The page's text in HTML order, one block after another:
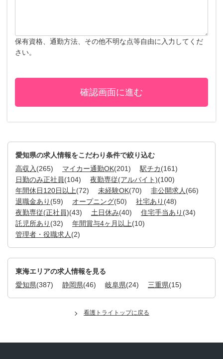
保有資格、通勤方法、その他不明な点等自由に入力してくだ
さい。
愛知県の求人情報をこだわり条件で絞り込む
高収入 (265) マイカー通勤OK(201) 駅チカ(161)
日勤のみ正社員(104) 夜勤専従(アルバイト)(100)
年間休日120日以上(72) 未経験OK(70) 非公開求人 (66)
退職金あり (59) オープニング(50) 社宅あり (48)
夜勤専従(正社員)(43) 土日休み(40) 住宅手当あり (34)
託児所あり (32) 年間賞与4ヶ月以上(10)
管理者・役職求人 (2)
東海エリアの求人情報を見る
愛知県(387) 静岡県(46) 岐阜県(24) 三重県(15)
看護トライトップに戻る